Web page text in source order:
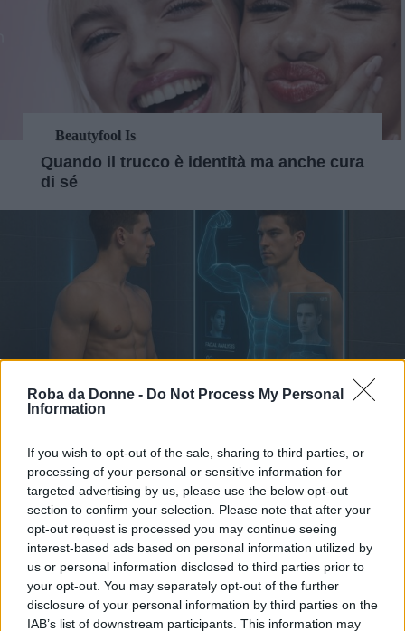
Roba da Donne - Do Not Process My Personal
Information
If you wish to opt-out of the sale, sharing to third parties, or
processing of your personal or sensitive information for
targeted advertising by us, please use the below opt-out
section to confirm your selection. Please note that after your
opt-out request is processed you may continue seeing
interest-based ads based on personal information utilized by
us or personal information disclosed to third parties prior to
your opt-out. You may separately opt-out of the further
disclosure of your personal information by third parties on the
IAB’s list of downstream participants. This information may
Beautyfool Is
Quando il trucco è identità ma anche cura
di sé
Real Beauty
maschile incel di "massimizzare l'aspetto
fisico"